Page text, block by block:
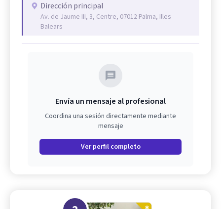
Dirección principal
Av. de Jaume III, 3, Centre, 07012 Palma, Illes
Balears
Envía un mensaje al profesional
Coordina una sesión directamente mediante
mensaje
Ver perfil completo